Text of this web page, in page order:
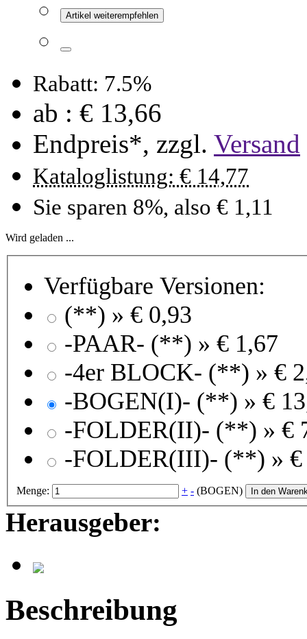
Artikel weiterempfehlen
Rabatt: 7.5%
ab : € 13,66
Endpreis*, zzgl. Versand
Kataloglistung: € 14,77
Sie sparen 8%, also € 1,11
Wird geladen ...
Verfügbare Versionen:
(**) » € 0,93
-PAAR- (**) » € 1,67
-4er BLOCK- (**) » €
-BOGEN(I)- (**) » €
-FOLDER(II)- (**) » €
-FOLDER(III)- (**) »
Menge: + - (BOGEN) In den
Herausgeber:
Beschreibung